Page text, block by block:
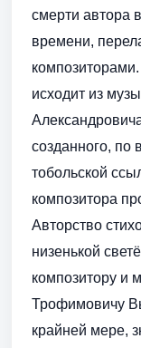
смерти автора
времени,
исходит из
созданного, по
тобольской
композитора
Авторство
низенькой
композитору и
Трофимовичу
крайней мере,